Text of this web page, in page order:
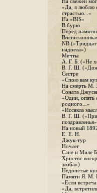
На свежей
«Да, я люблю
страстью...»
На «BIS»
В бурю
Перед
NB
надоела»)
Мечты
А. Г. Б. («Не
В. Г. Ш.
Сестре
«Спою вам
На смерть М.
Соната
«Один, опять
родного...»
«Иссякла
В. Г. Ш.
На новый
Е. Е. Н.
Джук-тур
Ночлег
Сане и Миле Б.
Христос
злоба»)
Недопетые
Памяти Я. М.
«Если
«Да,